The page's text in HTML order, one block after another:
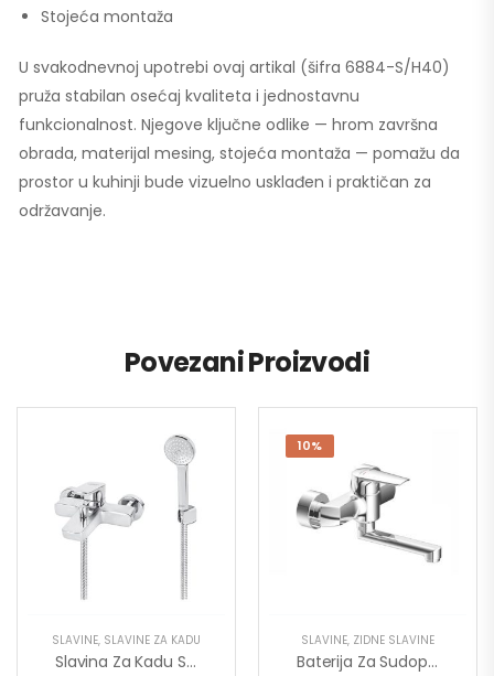
Stojeća montaža
U svakodnevnoj upotrebi ovaj artikal (šifra 6884-S/H40)
pruža stabilan osećaj kvaliteta i jednostavnu
funkcionalnost. Njegove ključne odlike — hrom završna
obrada, materijal mesing, stojeća montaža — pomažu da
prostor u kuhinji bude vizuelno usklađen i praktičan za
održavanje.
Povezani Proizvodi
SLAVINE, SLAVINE ZA KADU
Slavina Za Kadu Stolz 133101
10%
SLAVINE, ZIDNE SLAVINE
Baterija Za Sudoperu MINOTTI PRIMA Zidna Kratka Lula 4115-S